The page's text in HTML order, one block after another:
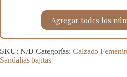
Agregar todos los
SKU: N/D Categorías: Calzado
Sandalias bajitas